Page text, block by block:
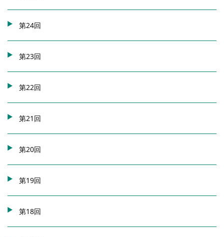
第24回
第23回
第22回
第21回
第20回
第19回
第18回